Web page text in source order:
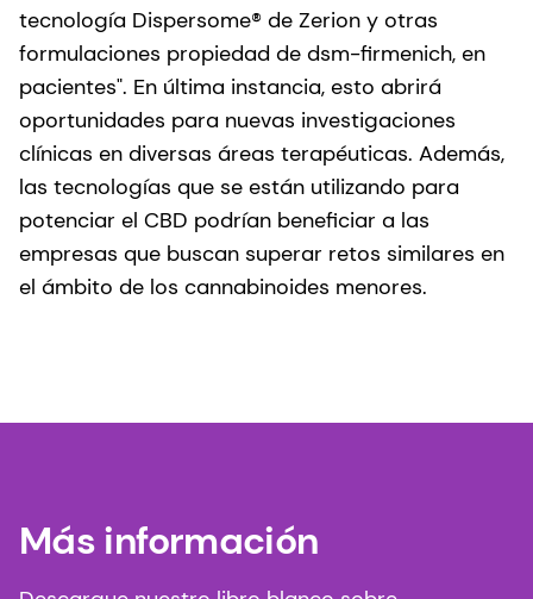
tecnología Dispersome® de Zerion y otras
formulaciones propiedad de dsm-firmenich, en
pacientes". En última instancia, esto abrirá
oportunidades para nuevas investigaciones
clínicas en diversas áreas terapéuticas. Además,
las tecnologías que se están utilizando para
potenciar el CBD podrían beneficiar a las
empresas que buscan superar retos similares en
el ámbito de los cannabinoides menores.
Más información